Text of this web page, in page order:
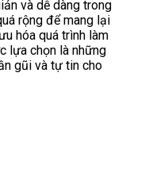
và dễ dàng trong
rộng để mang lại
hóa quá trình làm
lựa chọn là những
gũi và tự tin cho